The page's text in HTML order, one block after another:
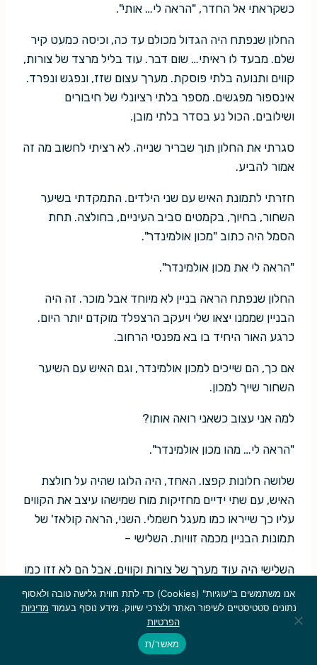
כשקראתי אל החדר, "הראה לי… אותי".
החלון שנפתח היה הגדול מכולם עד כה, וכיסה כמעט קיר
שלם. מבעד לו ראיתי… שום דבר. עוד בליל מרצד של צורות,
קווים ותנועה בלתי פוסקת. מערך עצום שזז, ונפגש ונפרד.
אינספור מפגשים. מספר בלתי רציונלי של חיבורים
ושילובים. הכול נע בסדר בלתי מובן.
סגרתי את החלון תוך שבריר שנייה. לא רציתי לחשוב מה זה
אמור להביע.
חזרתי לתמונת האיש עם שני הילדים. התמקדתי בשיער
השחור, בחיוך, בקמטים סביב העיניים, בחולצה. תחת
הסמל היה כתוב "מכון אולמינדר".
"הראה לי את מכון אולמינדר".
החלון שנפתח הראה בניין לא מיוחד אבל מוכר. זה היה
הבניין שממנו יצאו שלי ויעקב הרצפלד מוקדם יותר היום.
כרגע האור היחיד בו בא מפנסי הרחוב.
אם כך, הם שייכים למכון אולמינדר, וגם האיש עם השיער
השחור שייך למכון.
למה אני עצוב כשאני רואה אותו?
"הראה לי… מהו מכון אולמינדר".
שלושה חלונות קפצו. האחד, היה הלוגו שהיה על חולצת
האיש, עם שתי ידיים מחזיקות מוח שמישהו עיצב את הקווים
עליו כך שייראו כמו מעגל חשמלי. השני, הראה קולאז' של
תמונות הבניין מכמה זוויות. השלישי –
השלישי היה עוד מערך של צורות וקווים, אבל הם לא זזו כמו
שציפיתי. התנועה שלהם הייתה קצרה, מוכוונת מטרה
ומהירה. היא נגמרה תוך מיקרו-שניות ספורות והותירה
אבל אני ידעתי מהו מכון אולמינדר.
אנו משתמשים ב"עוגיות" (Cookies) כדי לתת חווית גלישה טובה ולאסוף
נתונים סטטיסטיים לשיפור האתר ולצרכי שיווק. מידע נוסף בעמוד מדיניות
הפרטיות
מאשר/ת